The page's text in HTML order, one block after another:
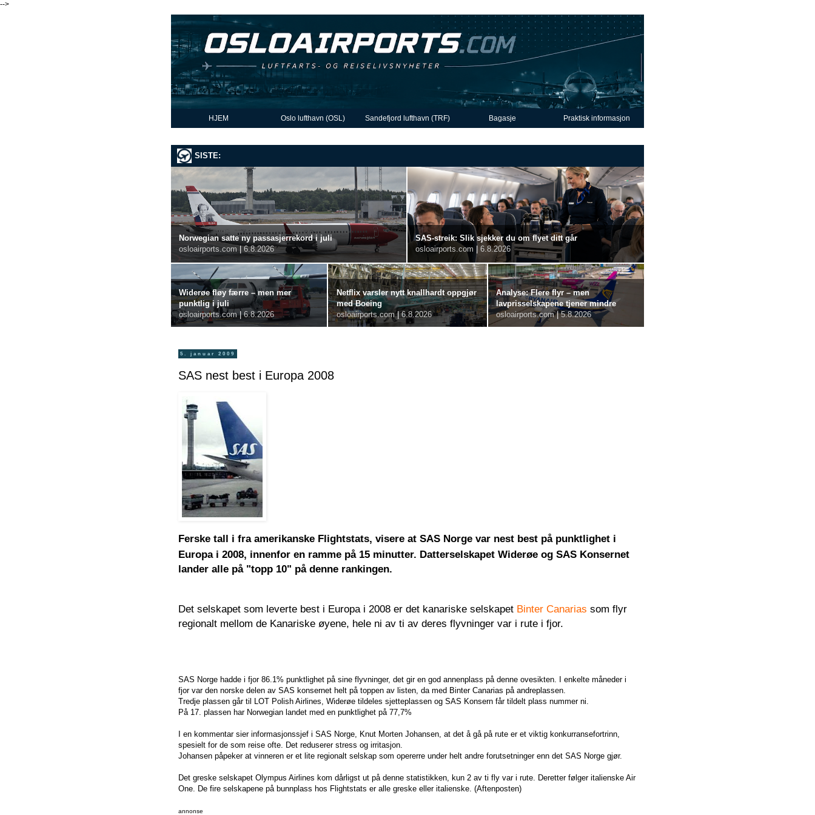
-->
HJEM Oslo lufthavn (OSL) Sandefjord lufthavn (TRF) Bagasje Praktisk informasjon
SISTE:
Norwegian satte ny passasjerrekord i juli
osloairports.com
6.8.2026
SAS-streik: Slik sjekker du om flyet ditt går
osloairports.com
6.8.2026
Widerøe fløy færre – men mer
punktlig i juli
osloairports.com | 6.8.2026
Netflix varsler nytt knallhardt oppgjør
med Boeing
osloairports.com | 6.8.2026
Analyse: Flere flyr – men
lavprisselskapene tjener mindre
osloairports.com | 5.8.2026
5. januar 2009
SAS nest best i Europa 2008
Ferske tall i fra amerikanske Flightstats, visere at SAS Norge var nest best på punktlighet i
Europa i 2008, innenfor en ramme på 15 minutter. Datterselskapet Widerøe og SAS Konsernet
lander alle på "topp 10" på denne rankingen.
Det selskapet som leverte best i Europa i 2008 er det kanariske selskapet Binter Canarias som flyr
regionalt mellom de Kanariske øyene, hele ni av ti av deres flyvninger var i rute i fjor.
SAS Norge hadde i fjor 86.1% punktlighet på sine flyvninger, det gir en god annenplass på denne ovesikten. I enkelte måneder i
fjor var den norske delen av SAS konsernet helt på toppen av listen, da med Binter Canarias på andreplassen.
Tredje plassen går til LOT Polish Airlines, Widerøe tildeles sjetteplassen og SAS Konsern får tildelt plass nummer ni.
På 17. plassen har Norwegian landet med en punktlighet på 77,7%
I en kommentar sier informasjonssjef i SAS Norge, Knut Morten Johansen, at det å gå på rute er et viktig konkurransefortrinn,
spesielt for de som reise ofte. Det reduserer stress og irritasjon.
Johansen påpeker at vinneren er et lite regionalt selskap som opererre under helt andre forutsetninger enn det SAS Norge gjør.
Det greske selskapet Olympus Airlines kom dårligst ut på denne statistikken, kun 2 av ti fly var i rute. Deretter følger italienske Air
One. De fire selskapene på bunnplass hos Flightstats er alle greske eller italienske. (Aftenposten)
annonse